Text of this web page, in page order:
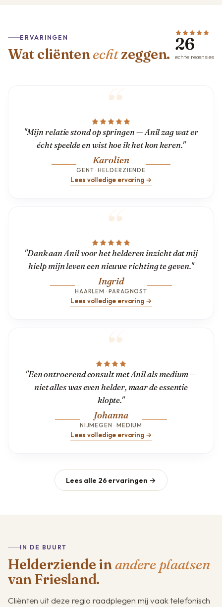
ERVARINGEN
Wat cliëntenechtzeggen.
26
echte recensies
"Mijn relatie stond op springen — Anil zag wat er
écht speelde en wist hoe ik het kon keren."
Karolien
GENT · HELDERZIENDE
Lees volledige ervaring →
"Dank aan Anil voor het helderen inzicht dat mij
hielp mijn leven een nieuwe richting te geven."
Ingrid
HAARLEM · PARAGNOST
Lees volledige ervaring →
"Een ontroerend consult met Anil als medium —
niet alles was even helder, maar de essentie
klopte."
Johanna
NIJMEGEN · MEDIUM
Lees volledige ervaring →
Lees alle 26 ervaringen →
IN DE BUURT
Helderziende inandere plaatsen
van Friesland.
Cliënten uit deze regio raadplegen mij vaak telefonisch